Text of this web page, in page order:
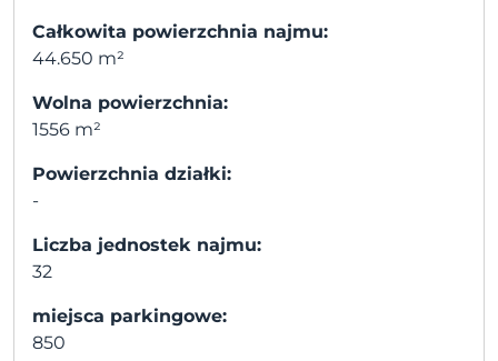
Całkowita powierzchnia najmu:
44.650 m²
Wolna powierzchnia:
1556 m²
Powierzchnia działki:
-
Liczba jednostek najmu:
32
miejsca parkingowe:
850